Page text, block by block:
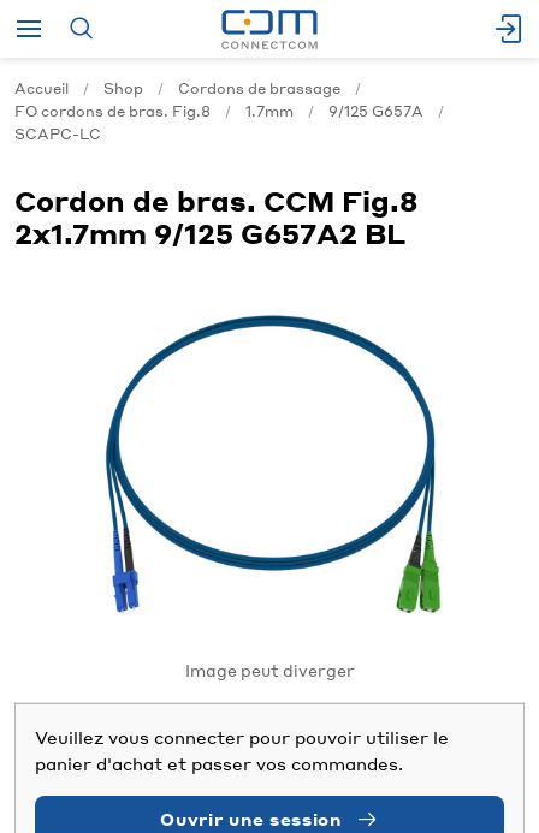
Accueil Shop
Cordons de brassage
FO cordons de bras. Fig.8
1.7mm
9/125 G657A
SCAPC-LC
Cordon de bras. CCM Fig.8
2x1.7mm 9/125 G657A2 BL
Image peut diverger
Veuillez vous connecter pour pouvoir utiliser le
panier d'achat et passer vos commandes.
Ouvrir une session